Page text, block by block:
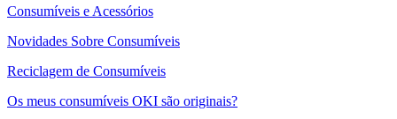
Consumíveis e Acessórios
Novidades Sobre Consumíveis
Reciclagem de Consumíveis
Os meus consumíveis OKI são originais?